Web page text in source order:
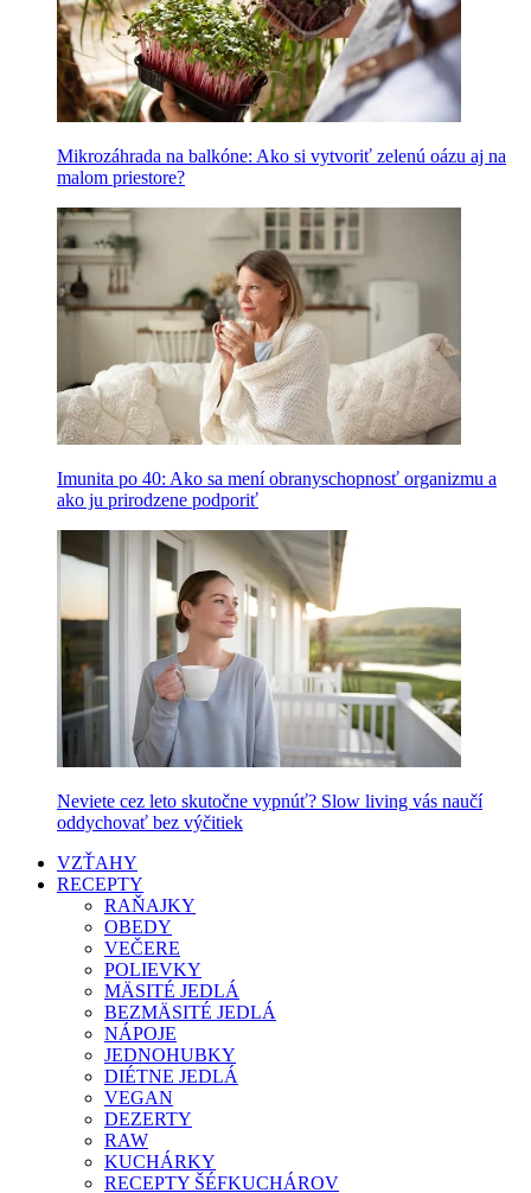
Mikrozáhrada na balkóne: Ako si vytvoriť zelenú oázu aj na
malom priestore?
Imunita po 40: Ako sa mení obranyschopnosť organizmu a
ako ju prirodzene podporiť
Neviete cez leto skutočne vypnúť? Slow living vás naučí
oddychovať bez výčitiek
VZŤAHY
RECEPTY
RAŇAJKY
OBEDY
VEČERE
POLIEVKY
MÄSITÉ JEDLÁ
BEZMÄSITÉ JEDLÁ
NÁPOJE
JEDNOHUBKY
DIÉTNE JEDLÁ
VEGAN
DEZERTY
RAW
KUCHÁRKY
RECEPTY ŠÉFKUCHÁROV